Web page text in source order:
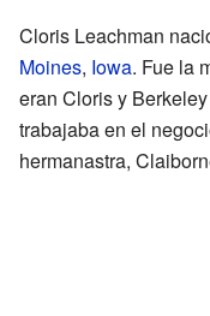
Cloris Leachman
Moines, Iowa. Fue la
eran Cloris y
trabajaba en el
hermanastra,